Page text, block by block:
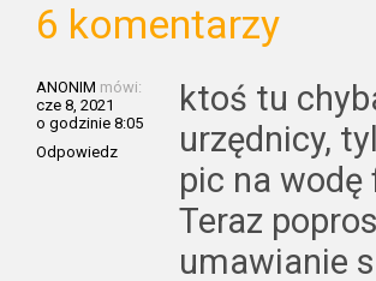
6 komentarzy
ANONIM mówi:
cze 8, 2021
o godzinie 8:05
Odpowiedz
ktoś tu
urzędnicy,
pic na
Teraz
umawianie